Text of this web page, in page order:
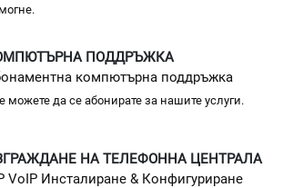
ПОДДРЪЖКА
компютърна поддръжка
можете да се абонирате за нашите услуги.
НА ТЕЛЕФОННА ЦЕНТРАЛА
VoIP Инсталиране & Конфигуриране